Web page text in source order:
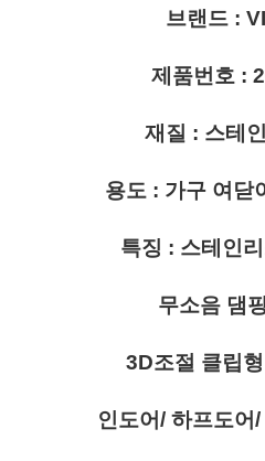
브랜드 :
제품번호 :
재질 : 스테
용도 : 가구 여닫
특징 : 스테인
무소음 댐
3D조절 클립
인도어/ 하프도어